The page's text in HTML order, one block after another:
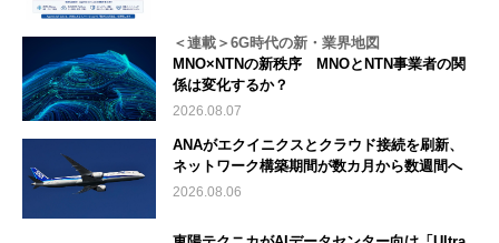
＜連載＞6G時代の新・業界地図
MNO×NTNの新秩序 MNOとNTN事業者の関
係は変化するか？
2026.08.07
ANAがエクイニクスとクラウド接続を刷新、
ネットワーク構築期間が数カ月から数週間へ
2026.08.06